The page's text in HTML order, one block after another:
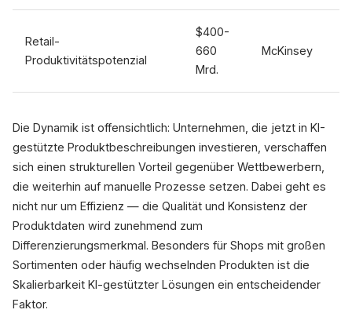
Retail-
Produktivitätspotenzial
$400-
660
Mrd.
McKinsey
Die Dynamik ist offensichtlich: Unternehmen, die jetzt in KI-
gestützte Produktbeschreibungen investieren, verschaffen
sich einen strukturellen Vorteil gegenüber Wettbewerbern,
die weiterhin auf manuelle Prozesse setzen. Dabei geht es
nicht nur um Effizienz — die Qualität und Konsistenz der
Produktdaten wird zunehmend zum
Differenzierungsmerkmal. Besonders für Shops mit großen
Sortimenten oder häufig wechselnden Produkten ist die
Skalierbarkeit KI-gestützter Lösungen ein entscheidender
Faktor.